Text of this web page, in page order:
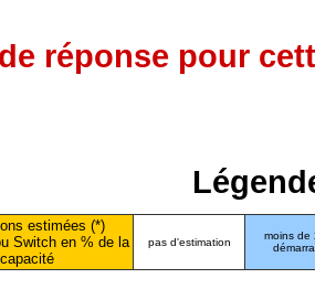
réponse pour
estimées (*)
Switch en % de la
capacité
pas d'estimation
moins de